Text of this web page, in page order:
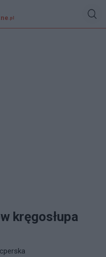
.pl
kręgosłupa